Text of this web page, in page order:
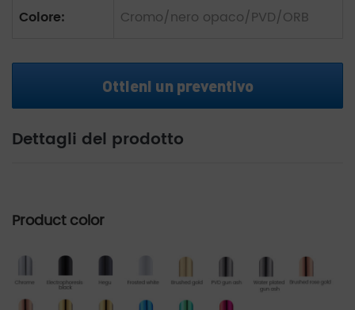
Colore: Cromo/nero opaco/PVD/ORB
Ottieni un preventivo
Dettagli del prodotto
Product color